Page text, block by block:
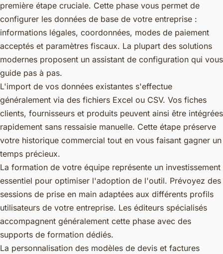
première étape cruciale. Cette phase vous permet de
configurer les données de base de votre entreprise :
informations légales, coordonnées, modes de paiement
acceptés et paramètres fiscaux. La plupart des solutions
modernes proposent un assistant de configuration qui vous
guide pas à pas.
L'import de vos données existantes s'effectue
généralement via des fichiers Excel ou CSV. Vos fiches
clients, fournisseurs et produits peuvent ainsi être intégrées
rapidement sans ressaisie manuelle. Cette étape préserve
votre historique commercial tout en vous faisant gagner un
temps précieux.
La formation de votre équipe représente un investissement
essentiel pour optimiser l'adoption de l'outil. Prévoyez des
sessions de prise en main adaptées aux différents profils
utilisateurs de votre entreprise. Les éditeurs spécialisés
accompagnent généralement cette phase avec des
supports de formation dédiés.
La personnalisation des modèles de devis et factures